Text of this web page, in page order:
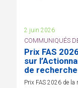
2 juin 2026
COMMUNIQUÉS
Prix FAS
sur
de recherche
Prix FAS 2026 de la